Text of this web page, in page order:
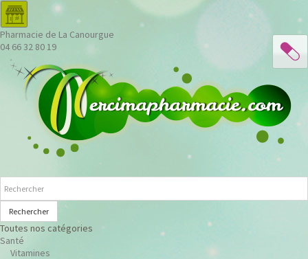
Pharmacie de La Canourgue
04 66 32 80 19
Rechercher
Toutes nos catégories
Santé
Vitamines